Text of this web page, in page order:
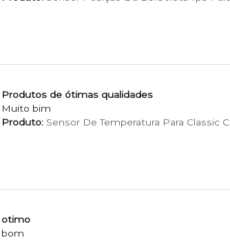
Produtos de ótimas qualidades
Muito bim
Produto:Sensor De Temperatura Para Classic
otimo
bom